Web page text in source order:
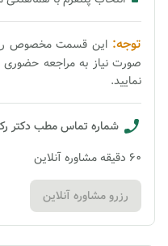
توجه: این قسمت مخصوص
صورت نیاز به مراجعه
نمایید.
شماره تماس مطبدکتر
60 دقیقهمشاوره آنلاین
رزرو مشاوره آنلاین